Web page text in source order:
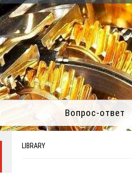
Вопрос-ответ
LIBRARY